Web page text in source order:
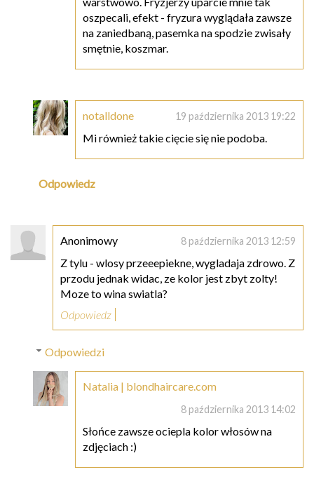
oszpecali, efekt - fryzura wyglądała zawsze
na zaniedbaną, pasemka na spodzie zwisały
smętnie, koszmar.
notalldone 19 października 2013 19:22
Mi również takie cięcie się nie podoba.
Odpowiedz
Anonimowy 8 października 2013 12:59
Z tylu - wlosy przeeepiekne, wygladaja zdrowo. Z
przodu jednak widac, ze kolor jest zbyt zolty!
Moze to wina swiatla?
Odpowiedz
Odpowiedzi
Natalia | blondhaircare.com
8 października 2013 14:02
Słońce zawsze ociepla kolor włosów na
zdjęciach :)